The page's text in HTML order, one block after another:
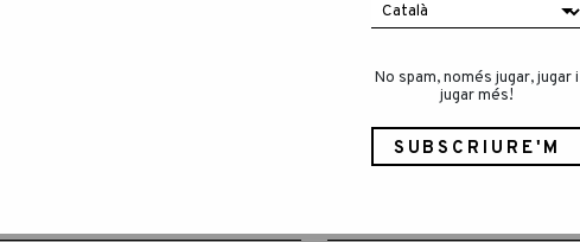
No spam, només jugar, jugar i
jugar més!